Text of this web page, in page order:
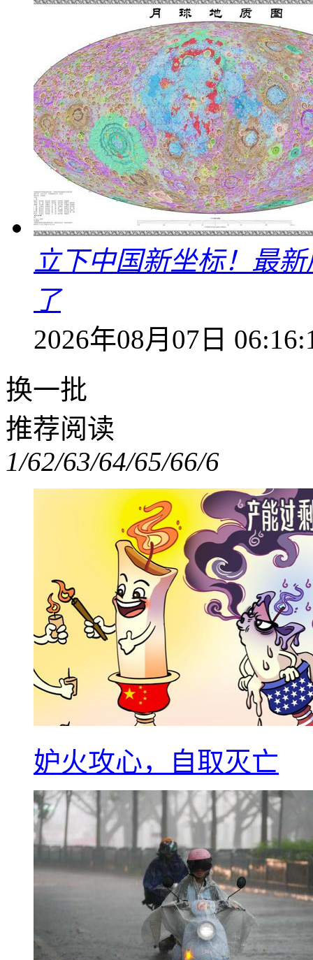
立下中国新坐标！最
了
2026年08月07日
换一批
推荐阅读
1/62/63/64/65/66/6
妒火攻心，自取灭亡